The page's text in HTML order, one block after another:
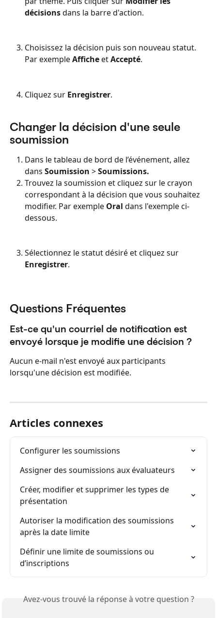
décisions dans la barre d'action.
Choisissez la décision puis son nouveau statut.
Par exemple Affiche et Accepté.
Cliquez sur Enregistrer.
Changer la décision d'une seule
soumission
Dans le tableau de bord de l’événement, allez
dans Soumission > Soumissions.
Trouvez la soumission et cliquez sur le crayon
correspondant à la décision que vous souhaitez
modifier. Par exemple Oral dans l'exemple ci-
dessous.
Sélectionnez le statut désiré et cliquez sur
Enregistrer.
Questions Fréquentes
Est-ce qu'un courriel de notification est
envoyé lorsque je modifie une décision ?
Aucun e-mail n'est envoyé aux participants
lorsqu'une décision est modifiée.
Articles connexes
Configurer les soumissions
Assigner des soumissions aux évaluateurs
Créer, modifier et supprimer les types de
présentation
Autoriser la modification des soumissions
après la date limite
Définir une limite de soumissions ou
d’inscriptions
Avez-vous trouvé la réponse à votre question ?